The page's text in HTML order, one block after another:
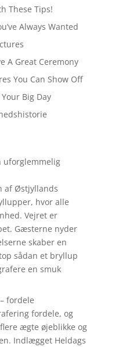
These Tips!
Always Wanted
A Great Ceremony
You Can Show Off
Big Day
uforglemmelig
af Østjyllands
hvor alle
Vejret er
Gæsterne nyder
skaber en
sådan et bryllup
en smuk
fordele
fordele, og
ægte øjeblikke og
Indlægget Heldags